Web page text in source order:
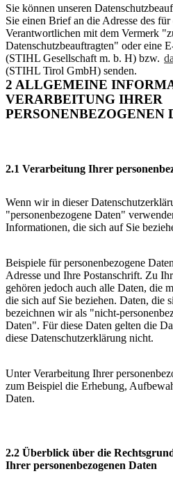
Sie können unseren
Sie einen Brief an die Adresse des
Verantwortlichen mit dem Vermerk
Datenschutzbeauftragten" oder eine
(STIHL Gesellschaft m. b. H) bzw.
(STIHL Tirol GmbH) senden.
2 ALLGEMEINE
VERARBEITUNG IHRER
PERSONENBEZOGENEN
2.1 Verarbeitung Ihrer
Wenn wir in dieser
"personenbezogene Daten"
Informationen, die sich auf Sie
Beispiele für personenbezogene
Adresse und Ihre Postanschrift. Zu
gehören jedoch auch alle Daten, die
die sich auf Sie beziehen. Daten, die
bezeichnen wir als "nicht-
Daten". Für diese Daten gelten die
diese Datenschutzerklärung nicht.
Unter Verarbeitung Ihrer
zum Beispiel die Erhebung,
Daten.
2.2 Überblick über die
Ihrer personenbezogenen Daten